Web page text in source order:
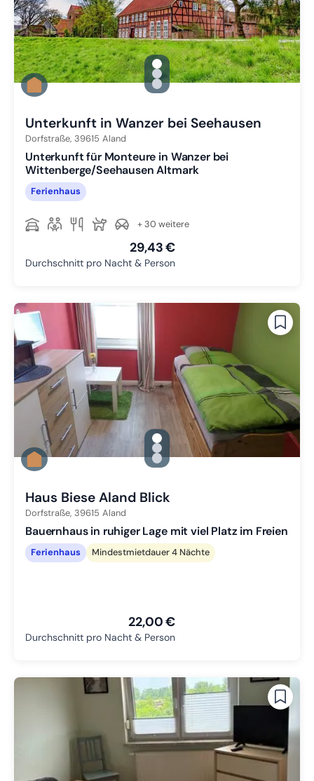
gallery.slide_selector
Zu Slide 1 wechseln
Zu Slide 2 wechseln
Zu Slide 3 wechseln
Unterkunft in Wanzer bei Seehausen
Dorfstraße, 39615 Aland
Unterkunft für Monteure in Wanzer bei
Wittenberge/Seehausen Altmark
Ferienhaus
+ 30 weitere
29,43 €
Durchschnitt pro Nacht & Person
gallery.slide_selector
Zu Slide 1 wechseln
Zu Slide 2 wechseln
Zu Slide 3 wechseln
Haus Biese Aland Blick
Dorfstraße, 39615 Aland
Bauernhaus in ruhiger Lage mit viel Platz im Freien
Ferienhaus Mindestmietdauer 4 Nächte
22,00 €
Durchschnitt pro Nacht & Person